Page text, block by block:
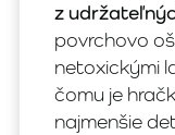
z
povrchovo
netoxickými
čomu je
najmenšie